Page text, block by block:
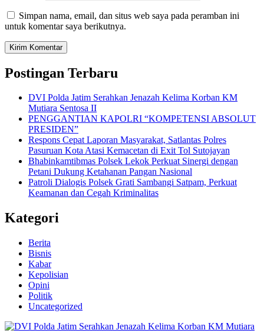
Simpan nama, email, dan situs web saya pada peramban ini
untuk komentar saya berikutnya.
Postingan Terbaru
DVI Polda Jatim Serahkan Jenazah Kelima Korban KM
Mutiara Sentosa II
PENGGANTIAN KAPOLRI “KOMPETENSI ABSOLUT
PRESIDEN”
Respons Cepat Laporan Masyarakat, Satlantas Polres
Pasuruan Kota Atasi Kemacetan di Exit Tol Sutojayan
Bhabinkamtibmas Polsek Lekok Perkuat Sinergi dengan
Petani Dukung Ketahanan Pangan Nasional
Patroli Dialogis Polsek Grati Sambangi Satpam, Perkuat
Keamanan dan Cegah Kriminalitas
Kategori
Berita
Bisnis
Kabar
Kepolisian
Opini
Politik
Uncategorized